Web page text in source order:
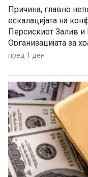
Причина, главно
ескалацијата на
Персискиот Залив
Организацијата за
Обединетите нации
пред 1 ден